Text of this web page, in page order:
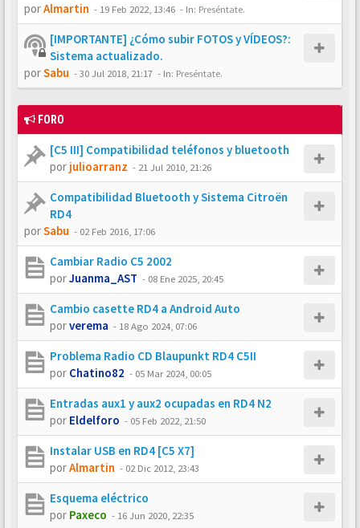
porAlmartin - 19 Feb 2022, 13:46 - In: Preséntate.
[IMPORTANTE] ¿Cómo subir FOTOS y VÍDEOS?:
Sistema actualizado.
porSabu -30 Jul 2018, 21:17 - In: Preséntate.
FORO
[C5 III] Compatibilidad teléfonos y bluetooth
por julioarranz - 21 Jul 2010, 21:26
Compatibilidad Bluetooth y Sistema Citroën
RD4
porSabu - 02 Feb 2016, 17:06
Cambiar Radio C5 2002
porJuanma_AST - 08 Ene 2025, 20:45
Cambio casette RD4 a Android Auto
porverema - 18 Ago 2024, 07:06
Problema Radio CD Blaupunkt RD4 C5II
por Chatino82 - 05 Mar 2024, 00:05
Entradas aux1 y aux2 ocupadas en RD4 N2
por Eldelforo - 05 Feb 2022, 21:50
Instalar USB en RD4 [C5 X7]
porAlmartin - 02 Dic 2012, 23:43
Esquema eléctrico
por Paxeco - 16 Jun 2020, 22:35